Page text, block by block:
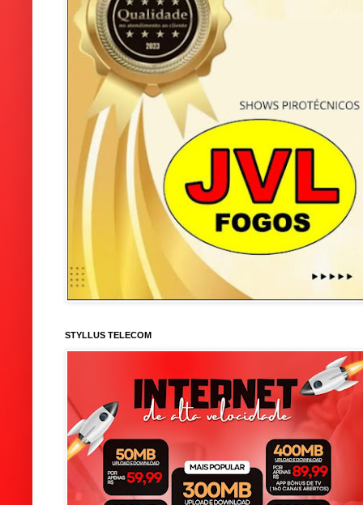
STYLLUS TELECOM